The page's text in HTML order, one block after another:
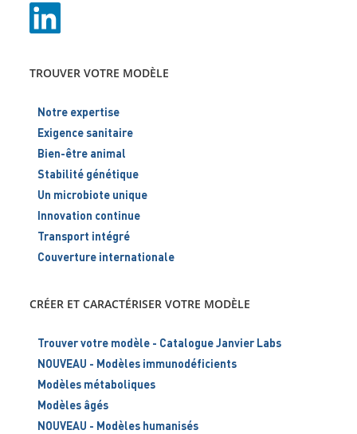
TROUVER VOTRE MODÈLE
Notre expertise
Exigence sanitaire
Bien-être animal
Stabilité génétique
Un microbiote unique
Innovation continue
Transport intégré
Couverture internationale
CRÉER ET CARACTÉRISER VOTRE MODÈLE
Trouver votre modèle - Catalogue Janvier Labs
NOUVEAU - Modèles immunodéficients
Modèles métaboliques
Modèles âgés
NOUVEAU - Modèles humanisés